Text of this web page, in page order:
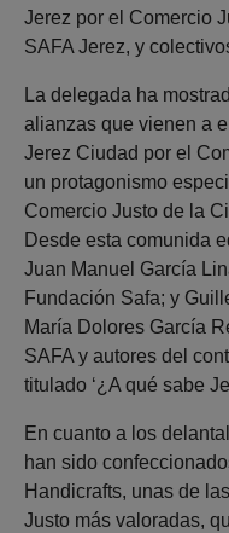
Jerez por el Comercio
SAFA Jerez, y
La delegada ha
alianzas que vienen a
Jerez Ciudad por el
un protagonismo
Comercio Justo de la
Desde esta comunida
Juan Manuel García
Fundación Safa; y
María Dolores García
SAFA y autores del
titulado ‘¿A qué sabe
En cuanto a los
han sido
Handicrafts, unas de
Justo más valoradas,